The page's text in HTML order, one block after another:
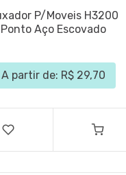
P/Moveis H3200
Ponto Aço Escovado
A partir de: R$ 29,70